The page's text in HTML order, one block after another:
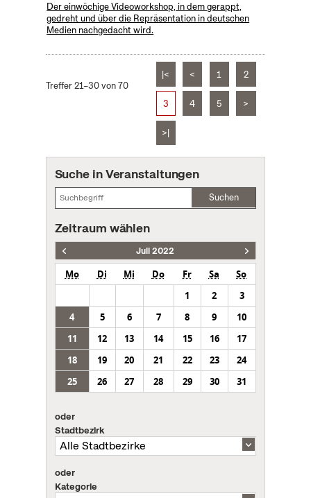
Der einwöchige Videoworkshop, in dem gerappt,
gedreht und über die Repräsentation in deutschen
Medien nachgedacht wird.
Treffer 21–30 von 70
|< < 1 2
3 4 5 >
>|
Suche in Veranstaltungen
Suchen
Zeitraum wählen
Juli 2022
Mo Di Mi Do Fr Sa
So
1
2
3
4
5 6 7 8 9
10
11
12 13 14 15 16
17
18
19 20 21 22 23
24
25
26 27 28 29 30 31
oder
Stadtbezirk
oder
Kategorie